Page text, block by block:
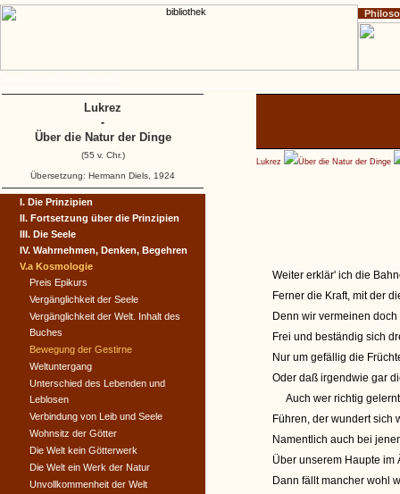
Lukrez Über die Natur der Dinge
Weiter erklär' ich die
Ferner die Kraft, mit der
Denn wir vermeinen
Frei und beständig sich
Nur um gefällig die
Oder daß irgendwie gar
Auch wer richtig
Führen, der wundert sich
Namentlich auch bei
Über unserem Haupte im
Dann fällt mancher wohl
I. Die Prinzipien
II. Fortsetzung über die Prinzipien
III. Die Seele
IV. Wahrnehmen, Denken, Begehren
V.a Kosmologie
Preis Epikurs
Vergänglichkeit der Seele
Vergänglichkeit der Welt. Inhalt des
Buches
Bewegung der Gestirne
Weltuntergang
Unterschied des Lebenden und
Leblosen
Verbindung von Leib und Seele
Wohnsitz der Götter
Die Welt kein Götterwerk
Die Welt ein Werk der Natur
Unvollkommenheit der Welt
Lukrez
-
Über die Natur der Dinge
(55 v. Chr.)
Übersetzung: Hermann Diels, 1924